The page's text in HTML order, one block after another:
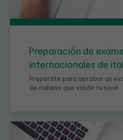
Preparación de
internacionales de
Prepárate para aprobar un
de italiano que valide tu nivel